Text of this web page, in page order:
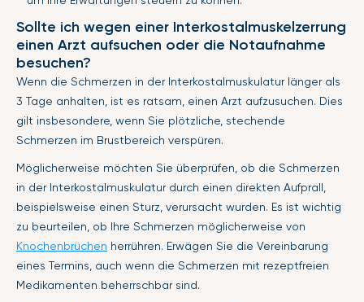
Sollte ich wegen einer Interkostalmuskelzerrung
einen Arzt aufsuchen oder die Notaufnahme
besuchen?
Wenn die Schmerzen in der Interkostalmuskulatur länger als
3 Tage anhalten, ist es ratsam, einen Arzt aufzusuchen. Dies
gilt insbesondere, wenn Sie plötzliche, stechende
Schmerzen im Brustbereich verspüren.
Möglicherweise möchten Sie überprüfen, ob die Schmerzen
in der Interkostalmuskulatur durch einen direkten Aufprall,
beispielsweise einen Sturz, verursacht wurden. Es ist wichtig
zu beurteilen, ob Ihre Schmerzen möglicherweise von
Knochenbrüchen herrühren. Erwägen Sie die Vereinbarung
eines Termins, auch wenn die Schmerzen mit rezeptfreien
Medikamenten beherrschbar sind.